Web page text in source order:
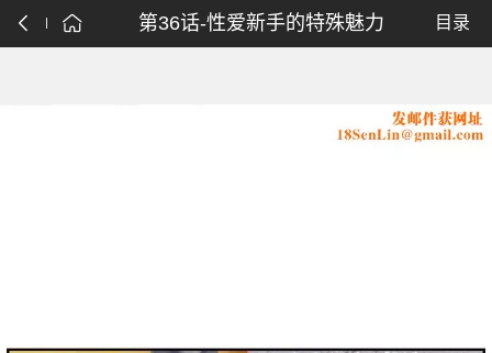
第36话-性爱新手的特殊魅力 目录